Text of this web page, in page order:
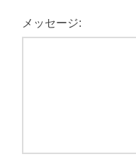
メッセージ: